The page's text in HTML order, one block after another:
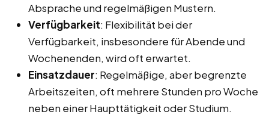
Absprache und regelmäßigen Mustern.
Verfügbarkeit: Flexibilität bei der
Verfügbarkeit, insbesondere für Abende und
Wochenenden, wird oft erwartet.
Einsatzdauer: Regelmäßige, aber begrenzte
Arbeitszeiten, oft mehrere Stunden pro Woche
neben einer Haupttätigkeit oder Studium.